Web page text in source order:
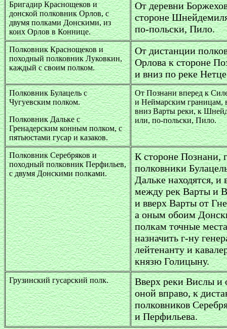
Бригадир Краснощеков и
донской полковник Орлов, с
двумя полками Донскими, из
коих Орлов в Коннице.
От деревни
стороне
по-польски, Пило.
Полковник Краснощеков и
походный полковник Луковкин,
каждый с своим полком.
От дистанции
Орлова к стороне
и вниз по реке
Полковник Булацель с
Чугуевским полком.
Полковник Дальке с
Гренадерским конным полком, с
пятьюстами гусар и казаков.
От Познани вперед к
и Неймарским границам,
вниз Варты реки, к
или, по-польски, Пило.
Полковник Серебряков и
походный полковник Перфильев,
с двумя Донскими полками.
К стороне Познани,
полковники
Дальке находятся, и
между рек Варты и
и вверх Варты от
а оным обоим
полкам точные места
назначить г-ну
лейтенанту и
князю Голицыну.
Грузинский гусарский полк.
Вверх реки Вислы и
оной вправо, к
полковников
и Перфильева.